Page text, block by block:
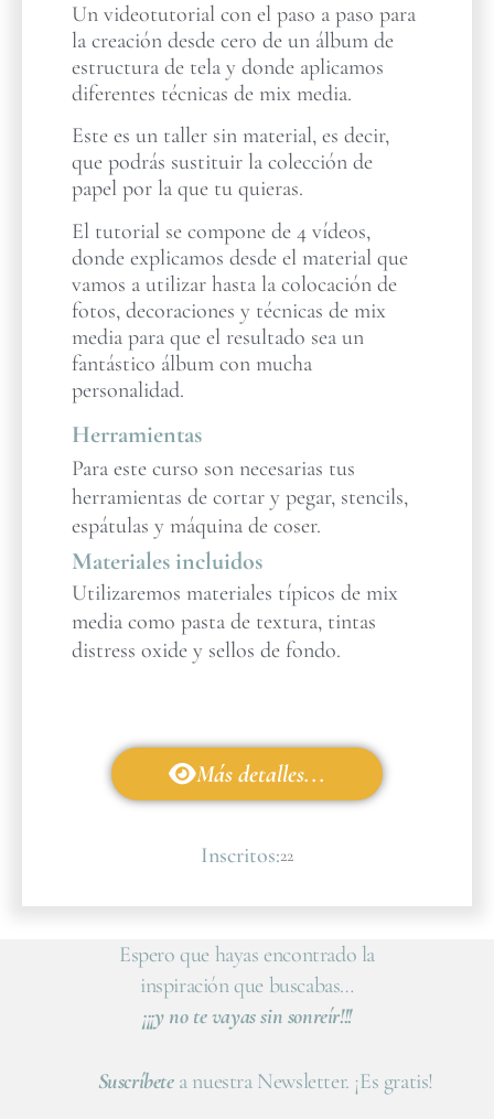
Un videotutorial con el paso a paso para
la creación desde cero de un álbum de
estructura de tela y donde aplicamos
diferentes técnicas de mix media.
Este es un taller sin material, es decir,
que podrás sustituir la colección de
papel por la que tu quieras.
El tutorial se compone de 4 vídeos,
donde explicamos desde el material que
vamos a utilizar hasta la colocación de
fotos, decoraciones y técnicas de mix
media para que el resultado sea un
fantástico álbum con mucha
personalidad.
Herramientas
Para este curso son necesarias tus
herramientas de cortar y pegar, stencils,
espátulas y máquina de coser.
Materiales incluidos
Utilizaremos materiales típicos de mix
media como pasta de textura, tintas
distress oxide y sellos de fondo.
Más detalles...
Inscritos:22
Espero que hayas encontrado la
inspiración que buscabas…
¡¡¡y no te vayas sin sonreír!!!
Suscríbetea nuestra Newsletter. ¡Es gratis!